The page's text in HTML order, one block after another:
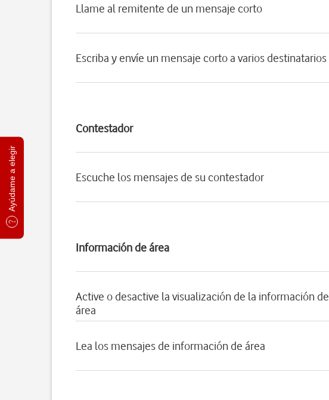
Ayúdame a elegir
Llame al remitente de un mensaje corto
Escriba y envíe un mensaje corto a varios destinatarios
Contestador
Escuche los mensajes de su contestador
Información de área
Active o desactive la visualización de la información de
área
Lea los mensajes de información de área